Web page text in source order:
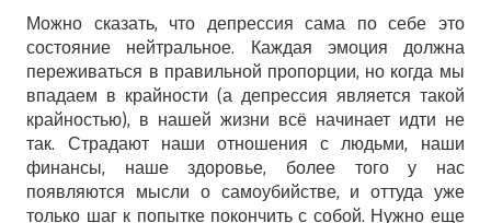
Можно сказать, что депрессия сама по себе это
состояние нейтральное. Каждая эмоция должна
переживаться в правильной пропорции, но когда мы
впадаем в крайности (а депрессия является такой
крайностью), в нашей жизни всё начинает идти не
так. Страдают наши отношения с людьми, наши
финансы, наше здоровье, более того у нас
появляются мысли о самоубийстве, и оттуда уже
только шаг к попытке покончить с собой. Нужно еще